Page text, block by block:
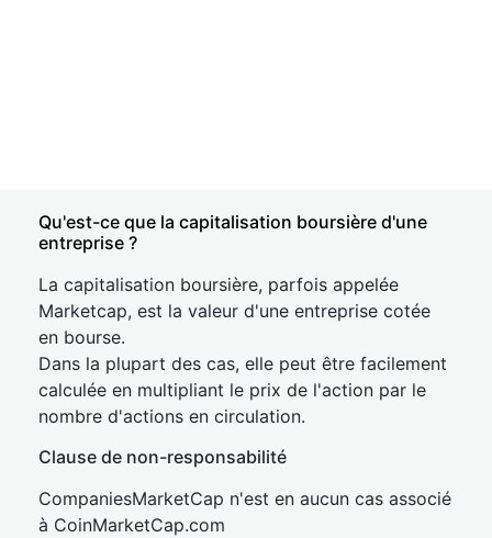
Qu'est-ce que la capitalisation boursière d'une
entreprise ?
La capitalisation boursière, parfois appelée
Marketcap, est la valeur d'une entreprise cotée
en bourse.
Dans la plupart des cas, elle peut être facilement
calculée en multipliant le prix de l'action par le
nombre d'actions en circulation.
Clause de non-responsabilité
CompaniesMarketCap n'est en aucun cas associé
à CoinMarketCap.com